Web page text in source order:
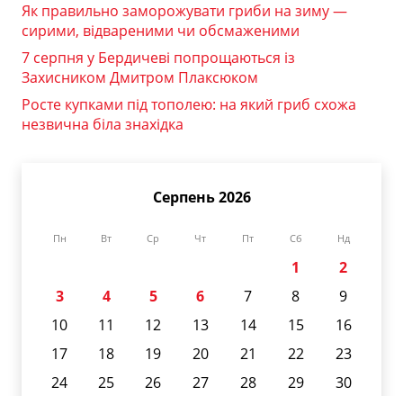
Як правильно заморожувати гриби на зиму —
сирими, відвареними чи обсмаженими
7 серпня у Бердичеві попрощаються із
Захисником Дмитром Плаксюком
Росте купками під тополею: на який гриб схожа
незвична біла знахідка
Серпень 2026
Пн Вт Ср Чт Пт Сб Нд
1
2
3
4 5 6 7 8
9
10
11 12 13 14 15
16
17
18 19 20 21 22
23
24
25 26 27 28 29
30